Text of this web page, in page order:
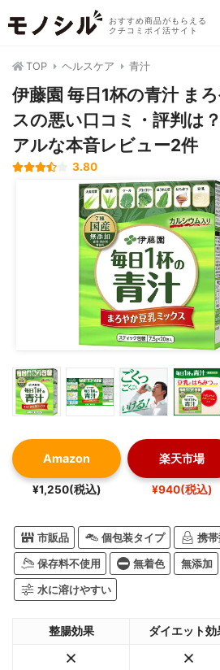
おすすめ商品がもらえる
クチコミポイ活サイト
TOP ヘルスケア 青汁
伊藤園 毎日1杯の青汁 ま
スの悪い口コミ・評判は
アルな本音レビュー2件
3.80
Amazon
¥1,250(税込)
楽天市場
¥940(税込)
市販品 個包装タイプ 携帯
保存料不使用 無着色 無添加
水に溶けやすい
整腸効果 ダイエット効